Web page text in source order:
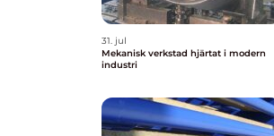
31. jul
Mekanisk verkstad hjärtat i modern
industri